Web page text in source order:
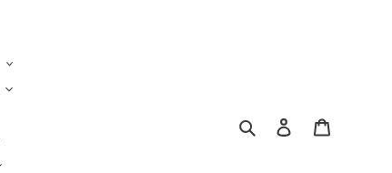
RechercherSe connecter